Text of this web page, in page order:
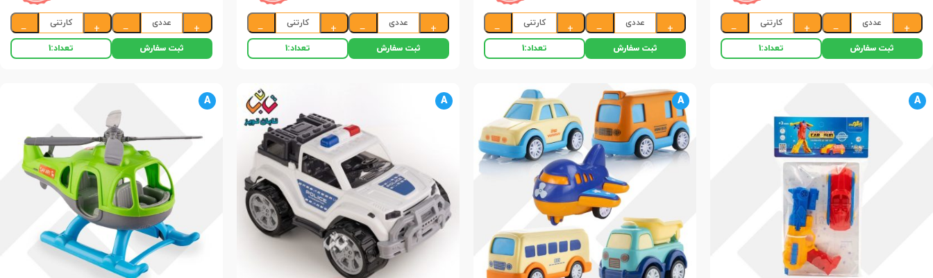
+
عددی
−
+
کارتنی
−
ثبت سفارش تعداد:1
+
عددی
−
+
کارتنی
−
ثبت سفارش تعداد:1
+
عددی
−
+
کارتنی
−
ثبت سفارش تعداد:1
+
عددی
−
+
کارتنی
−
ثبت سفارش تعداد:1
A
A
A
A